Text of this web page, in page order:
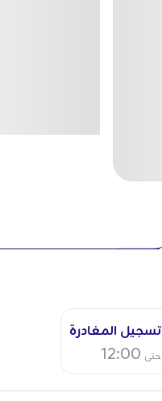
تسجيل المغادرة
حتى